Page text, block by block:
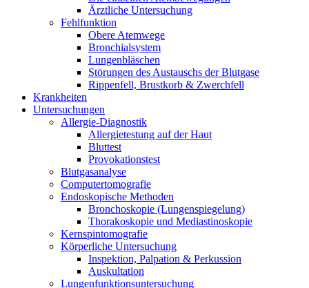
Ärztliche Untersuchung
Fehlfunktion
Obere Atemwege
Bronchialsystem
Lungenbläschen
Störungen des Austauschs der Blutgase
Rippenfell, Brustkorb & Zwerchfell
Krankheiten
Untersuchungen
Allergie-Diagnostik
Allergietestung auf der Haut
Bluttest
Provokationstest
Blutgasanalyse
Computertomografie
Endoskopische Methoden
Bronchoskopie (Lungenspiegelung)
Thorakoskopie und Mediastinoskopie
Kernspintomografie
Körperliche Untersuchung
Inspektion, Palpation & Perkussion
Auskultation
Lungenfunktionsuntersuchung